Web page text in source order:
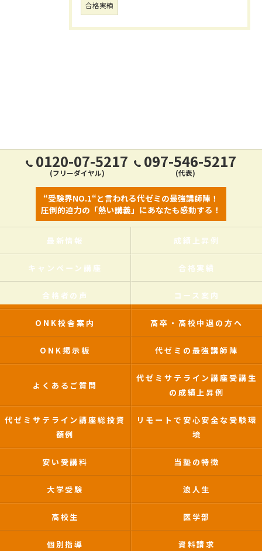
合格実績
0120-07-5217
(フリーダイヤル)
097-546-5217
(代表)
“受験界NO.1“と言われる代ゼミの最強講師陣！
圧倒的迫力の「熱い講義」にあなたも感動する！
最新情報 成績上昇例
キャンペーン講座 合格実績
合格者の声 コース案内
ONK校舎案内 高卒・高校中退の方へ
ONK掲示板 代ゼミの最強講師陣
よくあるご質問
代ゼミサテライン講座受講生
の成績上昇例
代ゼミサテライン講座総投資
額例
リモートで安心安全な受験環
境
安い受講料 当塾の特徴
大学受験 浪人生
高校生 医学部
個別指導 資料請求